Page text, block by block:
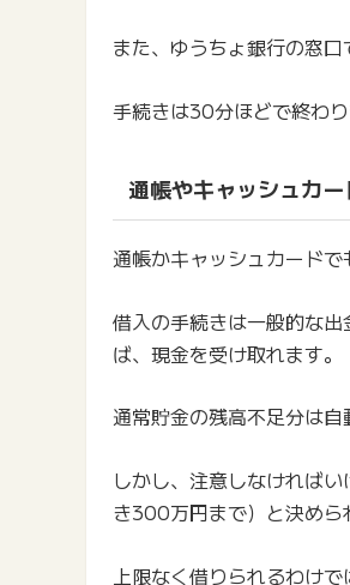
また、ゆうちょ銀行の窓
手続きは30分ほどで終わ
通帳やキャッシュカ
通帳かキャッシュカードで
借入の手続きは一般的な
ば、現金を受け取れます。
通常貯金の残高不足分は自
しかし、注意しなければ
き300万円まで）と決めら
上限なく借りられるわけ